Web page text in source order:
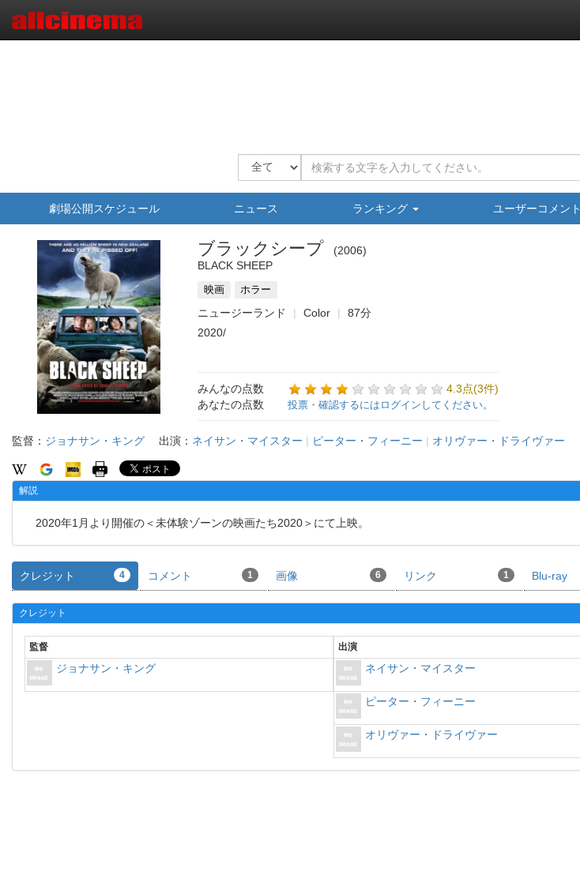
劇場公開スケジュール ニュース ランキング ユーザーコメント
ブラックシープ
2006
BLACK SHEEP
映画 ホラー
ニュージーランド Color
87分
2020/
みんなの点数
4.3点(3件)
あなたの点数
投票・確認するにはログインしてください。
監督： ジョナサン・キング 出演： ネイサン・マイスター | ピーター・フィーニー | オリヴァー・ドライヴァー
解説
2020年1月より開催の＜未体験ゾーンの映画たち2020＞にて上映。
クレジット 4 コメント 1 画像 6 リンク 1 Blu-ray
クレジット
監督
ジョナサン・キング
出演
ネイサン・マイスター
ピーター・フィーニー
オリヴァー・ドライヴァー